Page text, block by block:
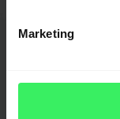
Marketing
Diese produkt had